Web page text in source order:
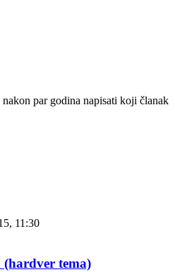
par godina napisati koji članak
11:30
tema)